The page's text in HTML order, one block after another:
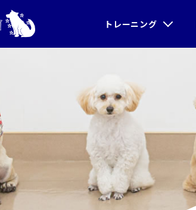
トレーニング